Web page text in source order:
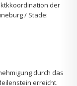
der
/ Stade:
durch das
erreicht.